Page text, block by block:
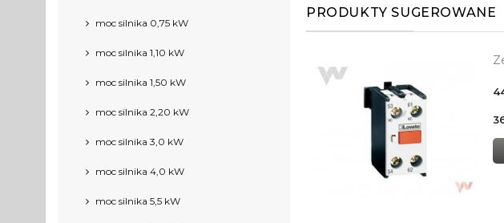
moc silnika 0,75 kW
moc silnika 1,10 kW
moc silnika 1,50 kW
moc silnika 2,20 kW
moc silnika 3,0 kW
moc silnika 4,0 kW
moc silnika 5,5 kW
PRODUKTY SUGEROWANE